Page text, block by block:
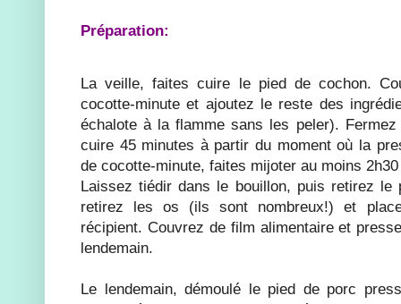
Préparation:
La veille, faites cuire le pied de cochon.
cocotte-minute et ajoutez le reste des
échalote à la flamme sans les peler).
cuire 45 minutes à partir du moment où la
de cocotte-minute, faites mijoter au moins
Laissez tiédir dans le bouillon, puis retirez le
retirez les os (ils sont nombreux!) et
récipient. Couvrez de film alimentaire et
lendemain.
Le lendemain, démoulé le pied de porc